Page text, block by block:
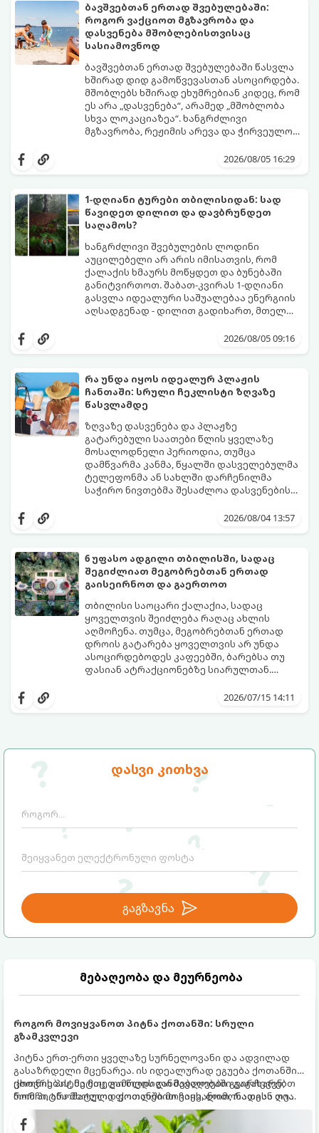
დასვი კითხვა
გაგზავნა
მებაღეობა და მეურნეობა
როგორ მოვიყვანოთ პიტნა ქოთანში: სრული
გზამკვლევი
პიტნა ერთ-ერთი ყველაზე სურნელოვანი და ადვილად
გასაზრდელი მცენარეა. ის იდეალურად ეგუება ქოთანში
ცხოვრებას, მეტიც, გამოცდილი მებაღეები გვირჩევენ,
რომ პიტნა მხოლოდ ქოთანში მოვიყვანოთ, რადგან ღია
გრუნტში (ბაღში) დარგვისას ის ფესვებით ძალიან
სწრაფად ვრცელდება და სხვა მცენარეებს ავიწროებს.
ქოთნის პიტნა მთელი წლის განმავლობაში გაგახარებთ
ნორჩი, არომატული ფოთლებით ჩაის, ლიმონათისა თუ
კერძებისთვის.
ბავშვებთან ერთად შვებულებაში:
როგორ ვაქციოთ მგზავრობა და
დასვენება მშობლებისთვისაც
სასიამოვნოდ
ბავშვებთან ერთად შვებულებაში წასვლა
ხშირად დიდ გამოწვევასთან ასოცირდება.
მშობლებს ხშირად ეხუმრებიან კიდეც, რომ
ეს არა „დასვენება“, არამედ „მშობლობა
სხვა ლოკაციაზეა“. ხანგრძლივი
მგზავრობა, რეჟიმის არევა და ჭირვეულობა
პრაქტიკული ხრიკით სრულიად
მშობლებსაც მოუტანოს ნამდვილი
განტვირთვა.
2026/08/05 16:29
1-დღიანი ტურები თბილისიდან: სად
წავიდეთ დილით და დავბრუნდეთ
საღამოს?
ხანგრძლივი შვებულების ლოდინი
აუცილებელი არ არის იმისათვის, რომ
ქალაქის ხმაურს მოწყდეთ და ბუნებაში
განიტვირთოთ. შაბათ-კვირას 1-დღიანი
გასვლა იდეალური საშუალებაა ენერგიის
აღსადგენად - დილით გადიხართ, მთელ
უკვე საკუთარ საწოლში გძინავთ.
მარტივ მარშრუტს თბილისიდან,2026/08/05 09:16
რა უნდა იყოს იდეალურ პლაჟის
ჩანთაში: სრული ჩეკლისტი ზღვაზე
წასვლამდე
ზღვაზე დასვენება და პლაჟზე
გატარებული საათები წლის ყველაზე
მოსალოდნელი პერიოდია, თუმცა
დამწვარმა კანმა, წყალში დასველებულმა
ტელეფონმა ან სახლში დარჩენილმა
საჭირო ნივთებმა შესაძლოა დასვენების
კომფორტულად იგრძნოთ და არაფერი
2026/08/04 13:57
6 უფასო ადგილი თბილისში, სადაც
შეგიძლიათ მეგობრებთან ერთად
გაისეირნოთ და გაერთოთ
თბილისი საოცარი ქალაქია, სადაც
ყოველთვის შეიძლება რაღაც ახლის
აღმოჩენა. თუმცა, მეგობრებთან ერთად
დროის გატარება ყოველთვის არ უნდა
ასოცირდებოდეს კაფეებში, ბარებსა თუ
ფასიან ატრაქციონებზე სიარულთან.
სრულიად უფასო, ღია და ესთეტიკურ
ჰაერზე გასეირნება, საინტერესო
სადაც მეგობრებთან ერთად დროს
2026/07/15 14:11